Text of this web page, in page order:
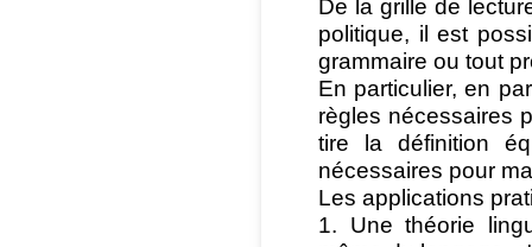
De la grille de
politique, il est
grammaire ou tout
En particulier, en
règles nécessaires
tire la définition
nécessaires pour
Les applications
1. Une théorie